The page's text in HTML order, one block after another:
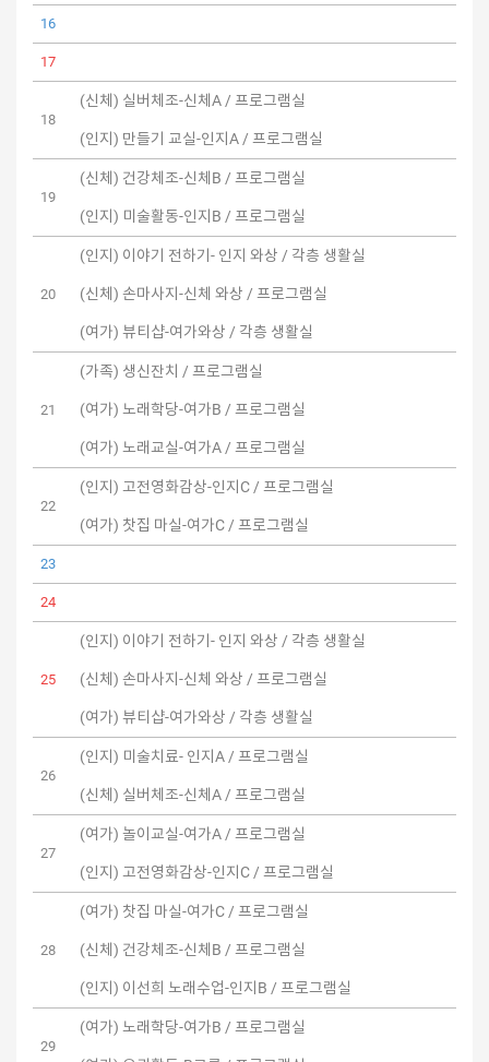
16
17
18
(신체) 실버체조-신체A / 프로그램실
(인지) 만들기 교실-인지A / 프로그램실
19
(신체) 건강체조-신체B / 프로그램실
(인지) 미술활동-인지B / 프로그램실
20
(인지) 이야기 전하기- 인지 와상 / 각층 생활실
(신체) 손마사지-신체 와상 / 프로그램실
(여가) 뷰티샵-여가와상 / 각층 생활실
21
(가족) 생신잔치 / 프로그램실
(여가) 노래학당-여가B / 프로그램실
(여가) 노래교실-여가A / 프로그램실
22
(인지) 고전영화감상-인지C / 프로그램실
(여가) 찻집 마실-여가C / 프로그램실
23
24
25
(인지) 이야기 전하기- 인지 와상 / 각층 생활실
(신체) 손마사지-신체 와상 / 프로그램실
(여가) 뷰티샵-여가와상 / 각층 생활실
26
(인지) 미술치료- 인지A / 프로그램실
(신체) 실버체조-신체A / 프로그램실
27
(여가) 놀이교실-여가A / 프로그램실
(인지) 고전영화감상-인지C / 프로그램실
28
(여가) 찻집 마실-여가C / 프로그램실
(신체) 건강체조-신체B / 프로그램실
(인지) 이선희 노래수업-인지B / 프로그램실
29
(여가) 노래학당-여가B / 프로그램실